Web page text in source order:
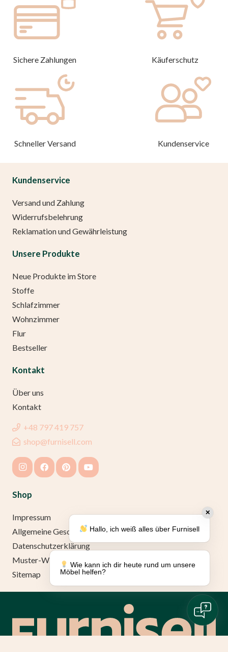
Sichere Zahlungen Käuferschutz
Schneller Versand Kundenservice
Kundenservice
Versand und Zahlung
Widerrufsbelehrung
Reklamation und Gewährleistung
Unsere Produkte
Neue Produkte im Store
Stoffe
Schlafzimmer
Wohnzimmer
Flur
Bestseller
Kontakt
Über uns
Kontakt
+48 797 419 757
shop@furnisell.com
Shop
Impressum
Allgemeine Geschäftsbedingungen (AGB)
Datenschutzerklärung
Muster-Widerrufsformular
Sitemap
✕
Hallo, ich weiß alles über Furnisell
Wie kann ich dir heute rund um unsere
Möbel helfen?